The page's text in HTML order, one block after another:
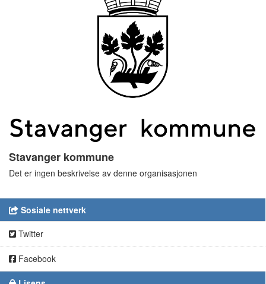
Stavanger kommune
Det er ingen beskrivelse av denne organisasjonen
Sosiale nettverk
Twitter
Facebook